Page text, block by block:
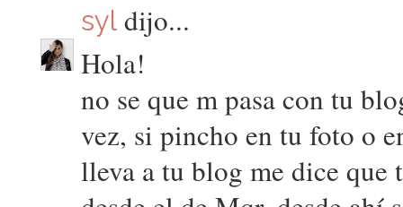
syldijo...
Hola!
no se que m pasa con tu
vez, si pincho en tu foto o
lleva a tu blog me dice que